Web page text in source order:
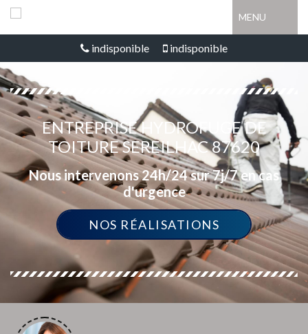
MENU
indisponible indisponible
ENTREPRISE HYDROFUGE DE
TOITURE SEREILHAC 87620
Nous intervenons 24h/24 sur 7j/7 en cas
d'urgence
NOS RÉALISATIONS